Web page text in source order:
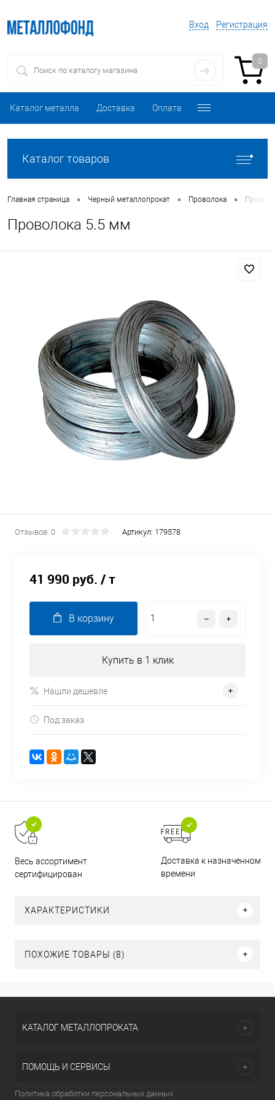
Вход Регистрация
0
Каталог металла Доставка Оплата
Каталог товаров
Главная страница • Черный металлопрокат • Проволока •
Проволока 5.5 мм
Отзывов: 0 Артикул: 179578
41 990 руб. / т
В корзину
Купить в 1 клик
Нашли дешевле
Под заказ
Весь ассортимент
сертифицирован
Доставка к назначенному
времени
ХАРАКТЕРИСТИКИ
ПОХОЖИЕ ТОВАРЫ (8)
КАТАЛОГ МЕТАЛЛОПРОКАТА
ПОМОЩЬ И СЕРВИСЫ
Политика обработки персональных данных